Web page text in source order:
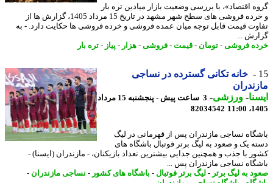
اقتصاد»، با بررسی وضعیت بازار میادین تره بار
و خرده فروشی های سطح شهر مشهد در تاریخ 15 مرداد 1405، گزارش ها از
قیمت قابل توجه میان عمده فروشی و خرده فروشی ها حکایت دارد. - به
...
فروشی-تومان-قیمت-فروشی-هزار - پیاز-تره بار
خانه تکانی گسترده در نساجی
-ورزشی-
3 ساعت پیش - پنجشنبه 15 مرداد
82034542
نساجی مازندران پس از قهرمانی در لیگ
یک و صعود به لیگ برتر فوتبال باشگاه های
با جذب و همچنین جدایی بیشترین تعداد بازیکنان، - مازندران (ایسنا) -
نساجی مازندران پس ...
به لیگ برتر - لیگ برتر فوتبال-باشگاه های کشور-نساجی مازندران-